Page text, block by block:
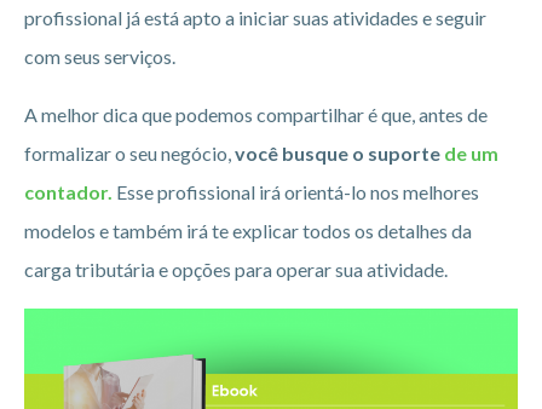
profissional já está apto a iniciar suas atividades e seguir
com seus serviços.
A melhor dica que podemos compartilhar é que, antes de
formalizar o seu negócio,você busque o suporte de um
contador. Esse profissional irá orientá-lo nos melhores
modelos e também irá te explicar todos os detalhes da
carga tributária e opções para operar sua atividade.